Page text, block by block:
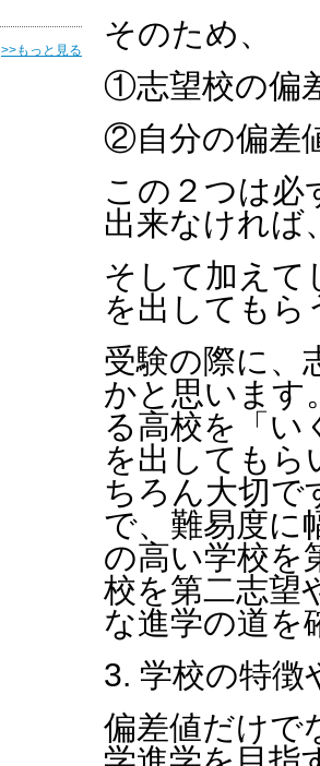
そのため、
①志望校の偏
②自分の偏差
この２つは必
出来なければ
そして加えて
を出してもら
受験の際に、
かと思います
る高校を「い
を出してもら
ちろん大切で
で、難易度に
の高い学校を
校を第二志望
な進学の道を
3. 学校の特徴
偏差値だけで
>>もっと見る